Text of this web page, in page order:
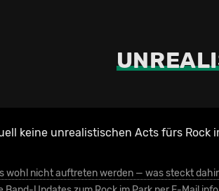
keine unrealistischen Acts fürs Rock
wohl nicht auftreten werden — was steckt